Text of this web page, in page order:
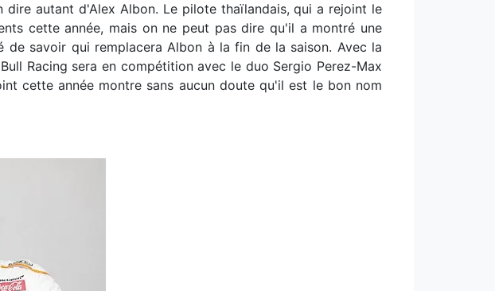
autant d'Alex Albon. Le pilote thaïlandais, qui a rejoint le
cette année, mais on ne peut pas dire qu'il a montré une
savoir qui remplacera Albon à la fin de la saison. Avec la
Racing sera en compétition avec le duo Sergio Perez-Max
cette année montre sans aucun doute qu'il est le bon nom